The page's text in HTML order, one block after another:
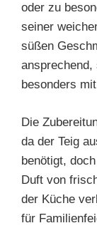
oder zu
seiner
süßen
ansprechend,
besonders
Die
da der Teig
benötigt,
Duft von
der Küche
für